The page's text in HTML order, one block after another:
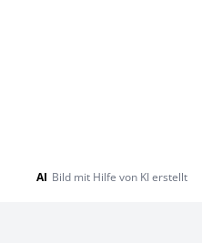
AI Bild mit Hilfe von KI erstellt